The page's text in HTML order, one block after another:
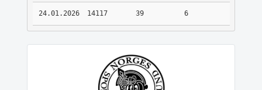
24.01.2026 14117 39 6